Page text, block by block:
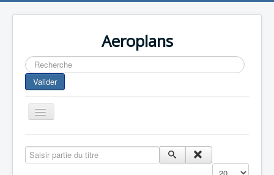
Aeroplans
Rechercher
Valider
Toggle
Navigation
Aviation Commerciale
Saisir partie du titre
Affichage #